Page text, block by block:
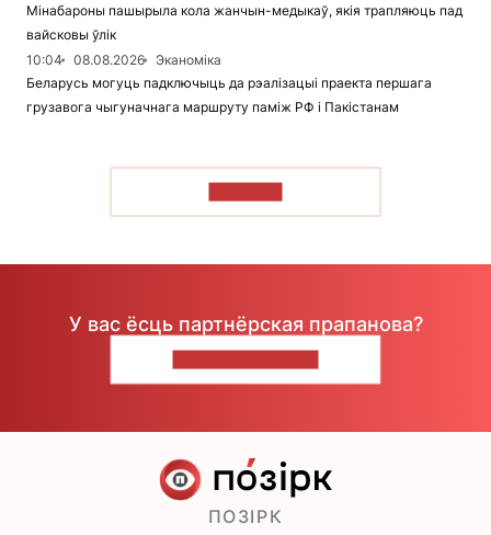
Мінабароны пашырыла кола жанчын-медыкаў, якія трапляюць пад
вайсковы ўлік
10:04
08.08.2026
Эканоміка
Беларусь могуць падключыць да рэалізацыі праекта першага
грузавога чыгуначнага маршруту паміж РФ і Пакістанам
У вас ёсць партнёрская прапанова?
ПОЗІРК